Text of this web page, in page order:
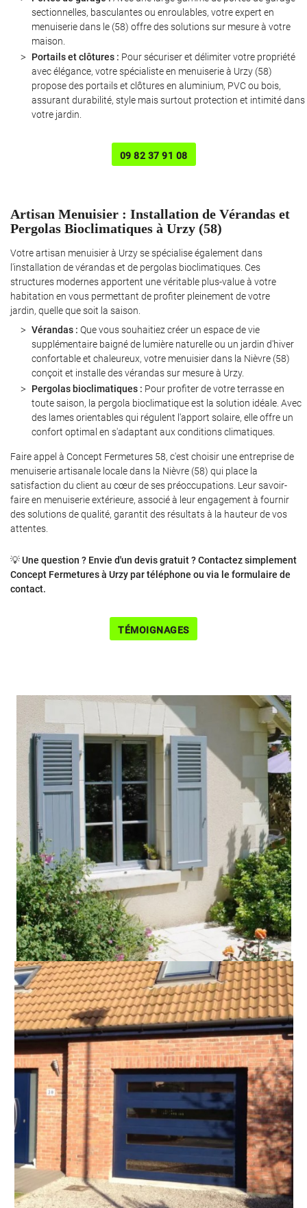
Rejoignez-nous
INSCRIPTION
sectionnelles, basculantes ou enroulables, votre expert en
menuiserie dans le (58) offre des solutions sur mesure à votre
maison.
Portails et clôtures : Pour sécuriser et délimiter votre propriété
avec élégance, votre spécialiste en menuiserie à Urzy (58)
propose des portails et clôtures en aluminium, PVC ou bois,
assurant durabilité, style mais surtout protection et intimité dans
votre jardin.
09 82 37 91 08
Artisan Menuisier : Installation de Vérandas et
Pergolas Bioclimatiques à Urzy (58)
Votre artisan menuisier à Urzy se spécialise également dans
l'installation de vérandas et de pergolas bioclimatiques. Ces
structures modernes apportent une véritable plus-value à votre
habitation en vous permettant de profiter pleinement de votre
jardin, quelle que soit la saison.
Vérandas : Que vous souhaitiez créer un espace de vie
supplémentaire baigné de lumière naturelle ou un jardin d'hiver
confortable et chaleureux, votre menuisier dans la Nièvre (58)
conçoit et installe des vérandas sur mesure à Urzy.
Pergolas bioclimatiques : Pour profiter de votre terrasse en
toute saison, la pergola bioclimatique est la solution idéale. Avec
des lames orientables qui régulent l'apport solaire, elle offre un
confort optimal en s'adaptant aux conditions climatiques.
Faire appel à Concept Fermetures 58, c'est choisir une entreprise de
menuiserie artisanale locale dans la Nièvre (58) qui place la
satisfaction du client au cœur de ses préoccupations. Leur savoir-
faire en menuiserie extérieure, associé à leur engagement à fournir
des solutions de qualité, garantit des résultats à la hauteur de vos
attentes.
💡Une question ? Envie d'un devis gratuit ? Contactez simplement
Concept Fermetures à Urzy par téléphone ou via le formulaire de
contact.
TÉMOIGNAGES